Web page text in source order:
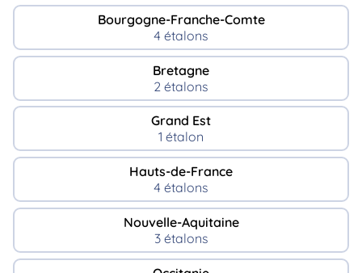
Bourgogne-Franche-Comte
4 étalons
Bretagne
2 étalons
Grand Est
1 étalon
Hauts-de-France
4 étalons
Nouvelle-Aquitaine
3 étalons